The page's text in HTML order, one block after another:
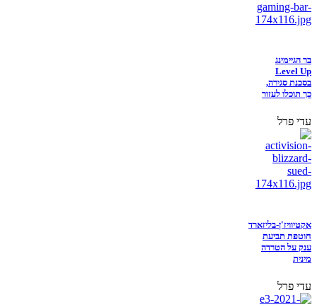
בר הגיימינג
Level Up
בסכנת סגירה,
כך תוכלו לעזור
עדי פרל
אקטיוויז'ן-בליזארד
חוטפת תביעת
ענק על הטרדה
מינית
עדי פרל